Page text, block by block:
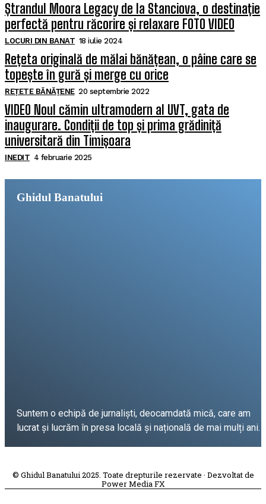
Ștrandul Moora Legacy de la Stanciova, o destinație
perfectă pentru răcorire și relaxare FOTO VIDEO
LOCURI DIN BANAT 18 iulie 2024
Rețeta originală de mălai bănățean, o pâine care se
topește în gură și merge cu orice
REȚETE BĂNĂȚENE 20 septembrie 2022
VIDEO Noul cămin ultramodern al UVT, gata de
inaugurare. Condiții de top și prima grădiniță
universitară din Timișoara
INEDIT 4 februarie 2025
Ghidul Banatului
Suntem o echipă de jurnaliști, deocamdată mică, care am
lucrat și lucrăm în presa locală și națională de mai mulți ani.
© Ghidul Banatului 2025. Toate drepturile rezervate · Dezvoltat de
Power Media FX